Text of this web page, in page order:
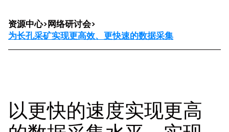
资源中心>网络研讨会>
为长孔采矿实现更高效、更快速的数据采集
以更快的速度实现更高